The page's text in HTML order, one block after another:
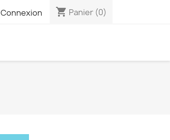
Connexion shopping_cart Panier (0)